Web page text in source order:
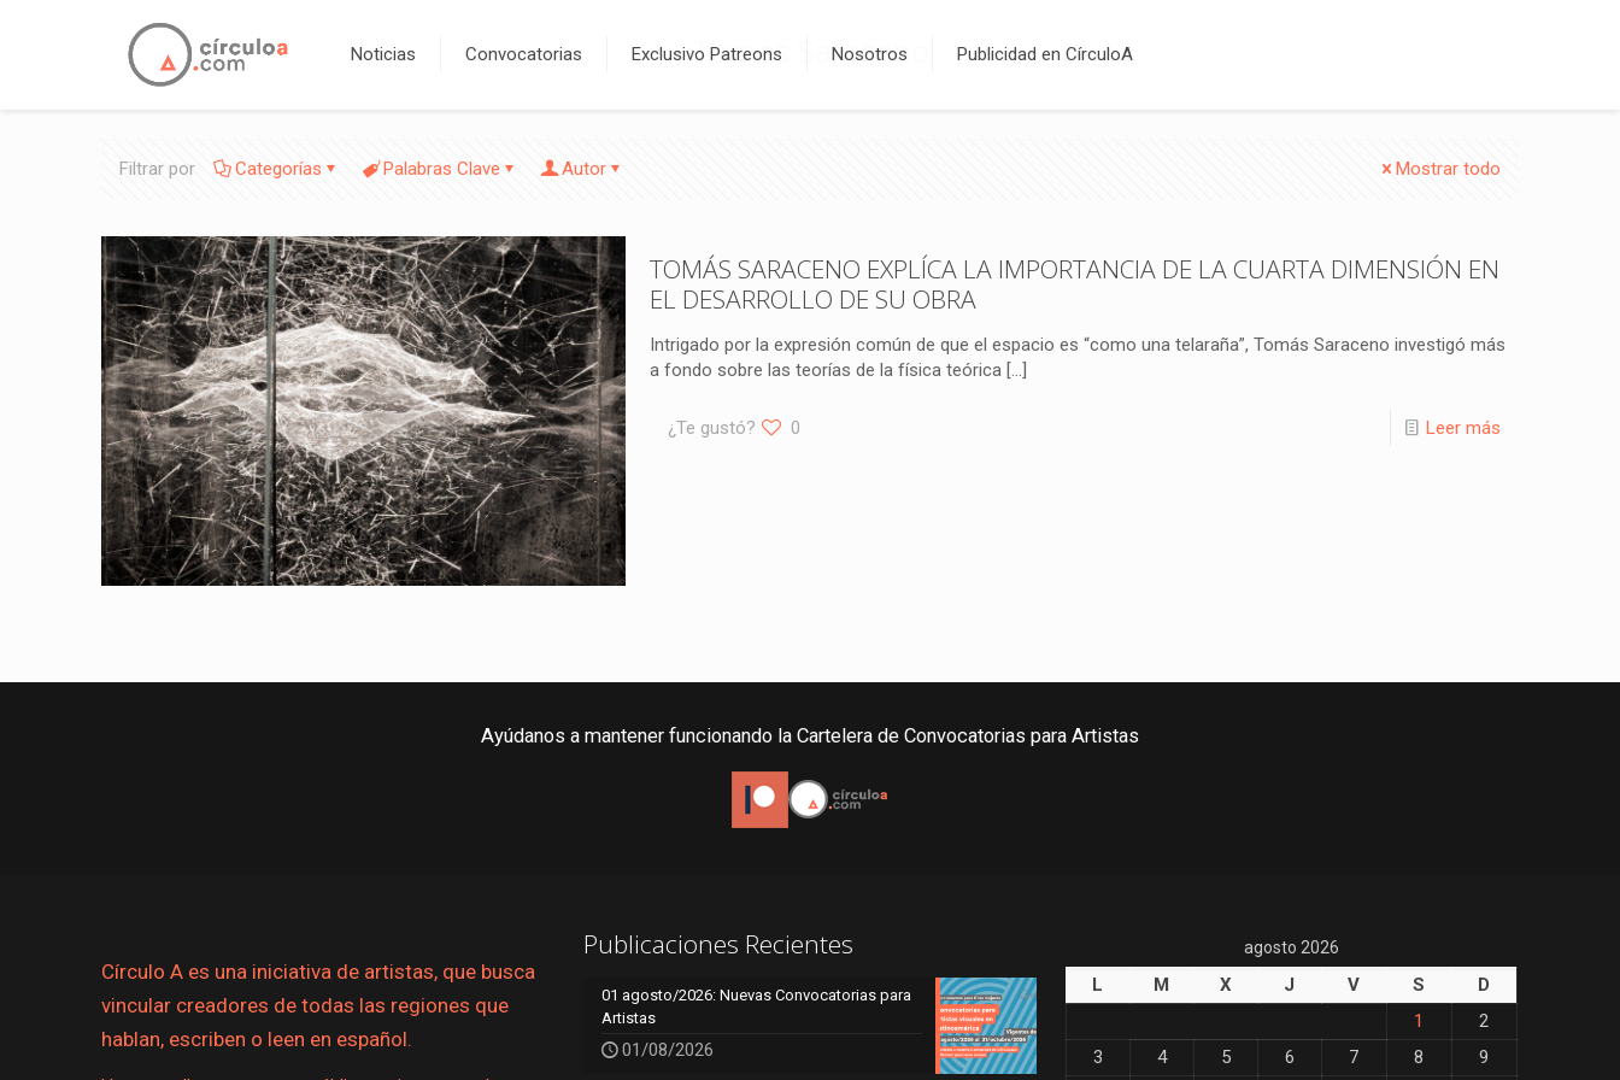
Noticias Convocatorias Exclusivo Patreons Nosotros Publicidad en CírculoA
Tomás Saraceno
Filtrar por Categorías Palabras Clave Autor Mostrar todo
TOMÁS SARACENO EXPLÍCA LA IMPORTANCIA DE LA CUARTA DIMENSIÓN EN
EL DESARROLLO DE SU OBRA
Intrigado por la expresión común de que el espacio es “como una telaraña”, Tomás Saraceno investigó más
a fondo sobre las teorías de la física teórica […]
¿Te gustó? 0 Leer más
Ayúdanos a mantener funcionando la Cartelera de Convocatorias para Artistas
Círculo A es una iniciativa de artistas, que busca
vincular creadores de todas las regiones que
hablan, escriben o leen en español.
Publicaciones Recientes
01 agosto/2026: Nuevas Convocatorias para
Artistas
01/08/2026
agosto 2026
L M X J V S
D
1
2
3
4 5 6 7 8 9